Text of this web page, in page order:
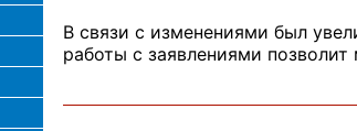
В связи с изменениями был
работы с заявлениями